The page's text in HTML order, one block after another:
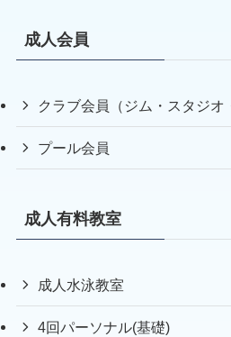
成人会員
クラブ会員（ジム・スタジオ
プール会員
成人有料教室
成人水泳教室
4回パーソナル(基礎)